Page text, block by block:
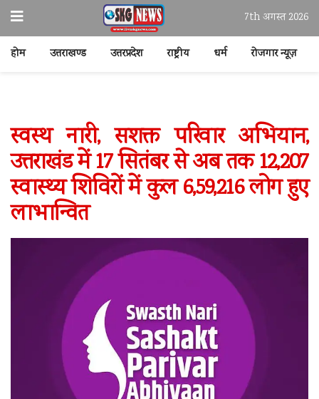
7th अगस्त 2026
होम उत्तराखण्ड उत्तरप्रदेश राष्ट्रीय धर्म रोजगार न्यूज़
स्वस्थ नारी, सशक्त परिवार अभियान,
उत्तराखंड में 17 सितंबर से अब तक 12,207
स्वास्थ्य शिविरों में कुल 6,59,216 लोग हुए
लाभान्वित